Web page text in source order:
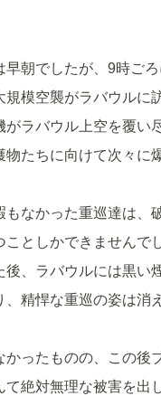
早朝でしたが、9時ご
模空襲がラバウルに
がラバウル上空を覆い
物たちに向けて次々に
もなかった重巡達は、
としかできませんで
後、ラバウルには黒い
、精悍な重巡の姿は消
かったものの、この後
て絶対無理な被害を出